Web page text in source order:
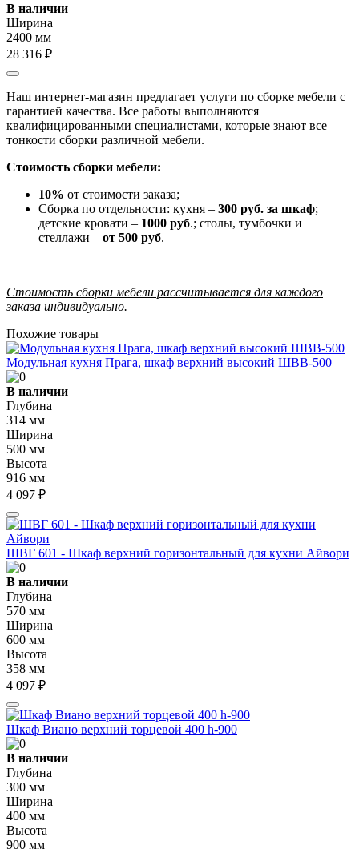
В наличии
Ширина
2400 мм
28 316 ₽
Наш интернет-магазин предлагает услуги по сборке мебели с
гарантией качества. Все работы выполняются
квалифицированными специалистами, которые знают все
тонкости сборки различной мебели.
Стоимость сборки мебели:
10% от стоимости заказа;
Сборка по отдельности: кухня – 300 руб. за шкаф;
детские кровати – 1000 руб.; столы, тумбочки и
стеллажи – от 500 руб.
Стоимость сборки мебели рассчитывается для каждого
заказа индивидуально.
Похожие товары
Модульная кухня Прага, шкаф верхний высокий ШВВ-500
В наличии
Глубина
314 мм
Ширина
500 мм
Высота
916 мм
4 097 ₽
ШВГ 601 - Шкаф верхний горизонтальный для кухни Айвори
В наличии
Глубина
570 мм
Ширина
600 мм
Высота
358 мм
4 097 ₽
Шкаф Виано верхний торцевой 400 h-900
В наличии
Глубина
300 мм
Ширина
400 мм
Высота
900 мм